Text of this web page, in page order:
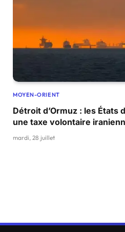
MOYEN-ORIENT
Détroit d’Ormuz : les États
une taxe volontaire
mardi, 28 juillet